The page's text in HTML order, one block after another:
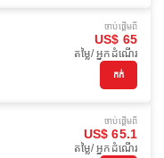
ចាប់ផ្ដើមពី
US$ 65
តម្លៃ/ អ្នកដំណើរ
កក់
ចាប់ផ្ដើមពី
US$ 65.1
តម្លៃ/ អ្នកដំណើរ